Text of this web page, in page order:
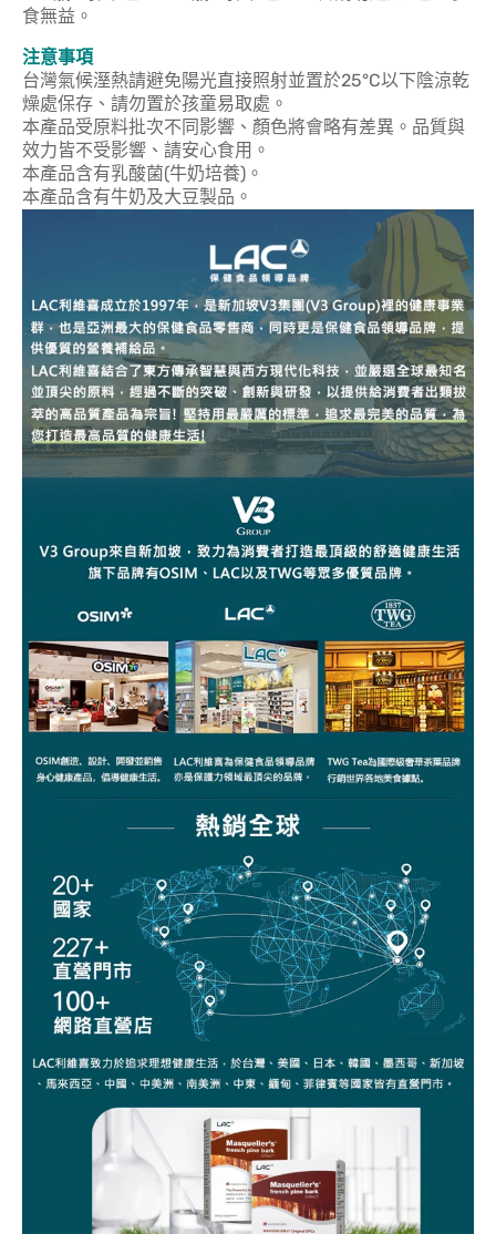
食無益。
注意事項
台灣氣候溼熱請避免陽光直接照射並置於25°C以下陰涼乾
燥處保存、請勿置於孩童易取處。
本產品受原料批次不同影響、顏色將會略有差異。品質與
效力皆不受影響、請安心食用。
本產品含有乳酸菌(牛奶培養)。
本產品含有牛奶及大豆製品。